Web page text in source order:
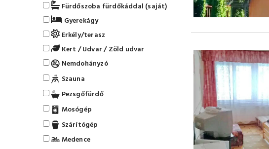
Fürdőszoba fürdőkáddal (saját)
Gyerekágy
Erkély/terasz
Kert / Udvar / Zöld udvar
Nemdohányzó
Szauna
Pezsgőfürdő
Mosógép
Szárítógép
Medence